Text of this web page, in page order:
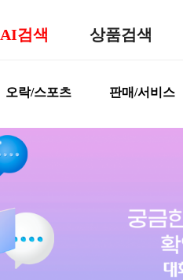
AI검색 상품검색
오락/스포츠 판매/서비스